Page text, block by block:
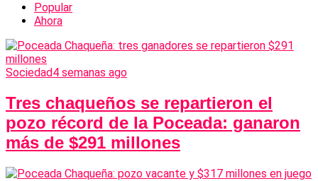
Popular
Ahora
Sociedad4 semanas ago
Tres chaqueños se repartieron el
pozo récord de la Poceada: ganaron
más de $291 millones